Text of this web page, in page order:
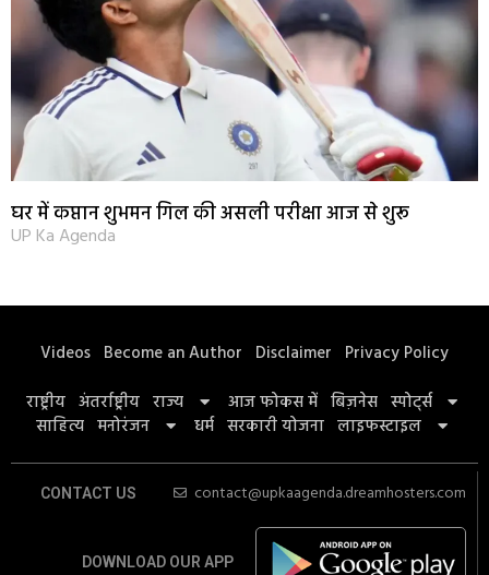
घर में कप्तान शुभमन गिल की असली परीक्षा आज से शुरू
UP Ka Agenda
Videos Become an Author Disclaimer Privacy Policy
राष्ट्रीय अंतर्राष्ट्रीय राज्य आज फोकस में बिज़नेस स्पोर्ट्स
साहित्य मनोरंजन धर्म सरकारी योजना लाइफस्टाइल
CONTACT US contact@upkaagenda.dreamhosters.com
DOWNLOAD OUR APP